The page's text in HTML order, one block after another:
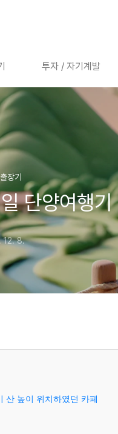
투자 / 자기계발
장기
단양여행
12. 8.
산 높이 위치하였던 카페